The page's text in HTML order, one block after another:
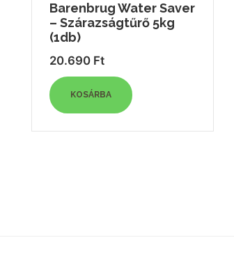
Barenbrug Water Saver
– Szárazságtűrő 5kg
(1db)
20.690 Ft
KOSÁRBA